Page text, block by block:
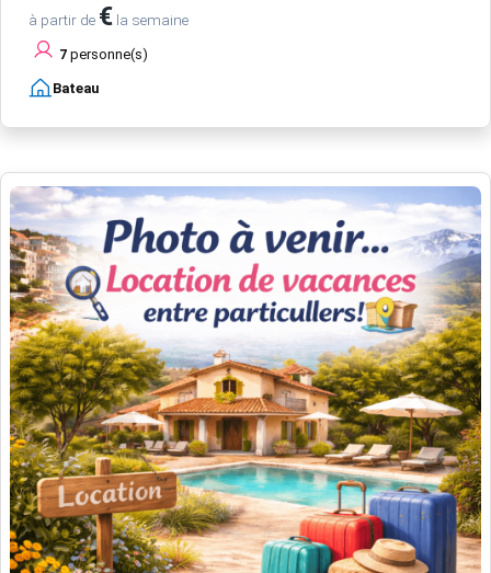
à partir de € la semaine
7 personne(s)
Bateau